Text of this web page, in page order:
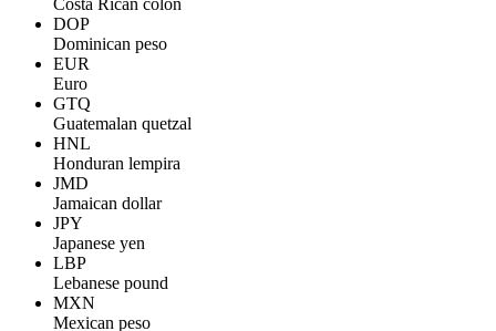
Costa Rican colón
DOP
Dominican peso
EUR
Euro
GTQ
Guatemalan quetzal
HNL
Honduran lempira
JMD
Jamaican dollar
JPY
Japanese yen
LBP
Lebanese pound
MXN
Mexican peso